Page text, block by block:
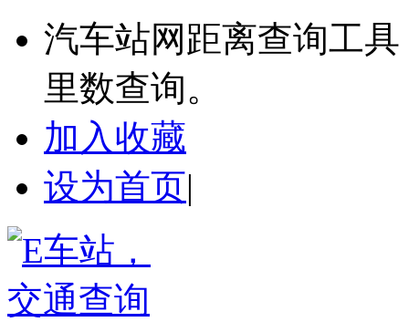
汽车站网距离查询工
里数查询。
加入收藏
设为首页|